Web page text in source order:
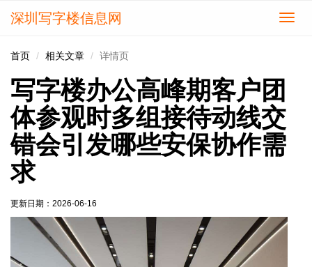
切
深圳写字楼信息网
首页 相关文章 详情页
写字楼办公高峰期客户团
体参观时多组接待动线交
错会引发哪些安保协作需
求
更新日期： 2026-06-16